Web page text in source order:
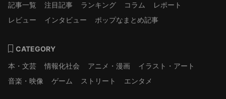
記事一覧
注目記事 ランキング コラム
レポート
レビュー
インタビュー ポップなまとめ記事
CATEGORY
本・文芸
情報化社会 アニメ・漫画
イラスト・アート
音楽・映像
ゲーム ストリート エンタメ